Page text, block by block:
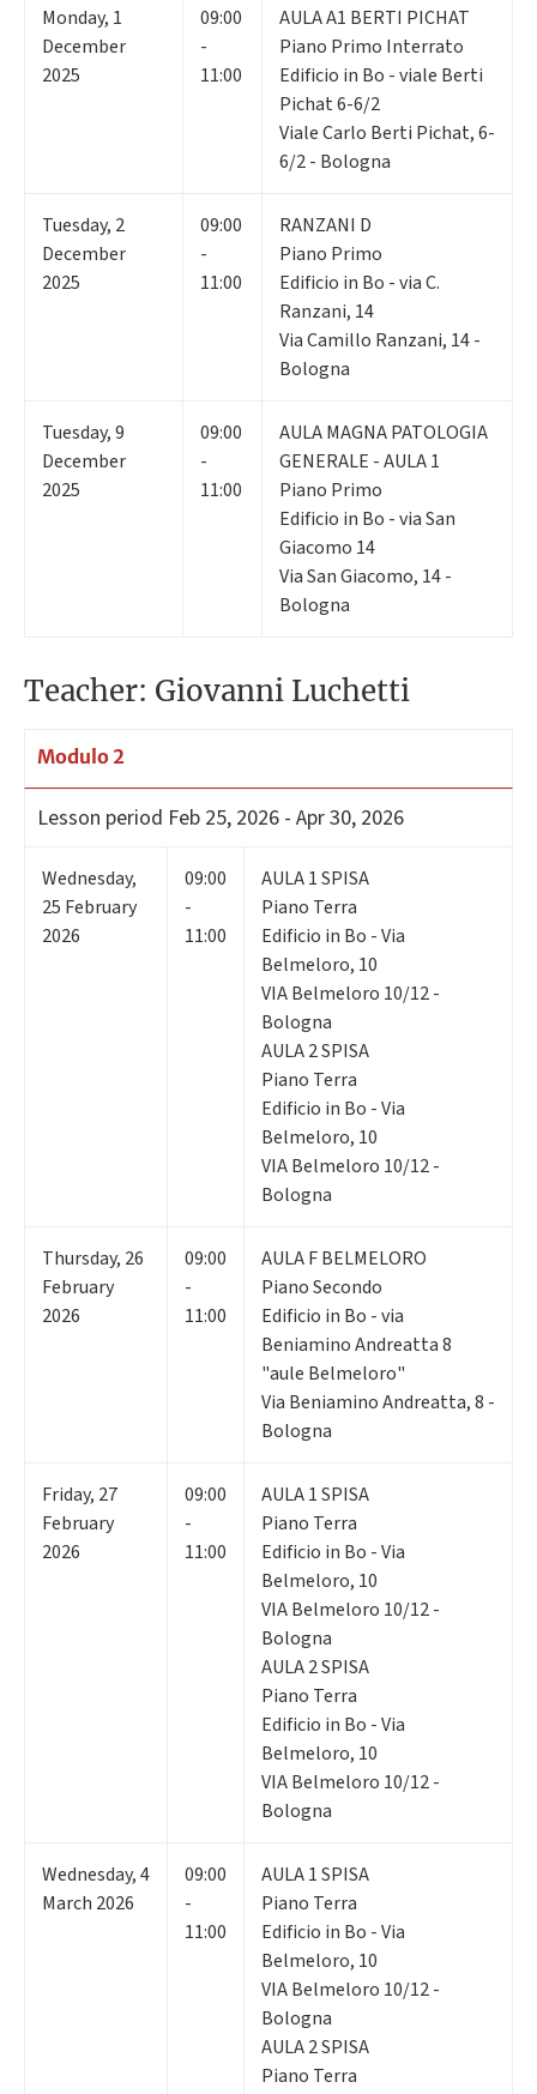
Monday, 1
December
2025
09:00
-
11:00
AULA A1 BERTI PICHAT
Piano Primo Interrato
Edificio in Bo - viale Berti
Pichat 6-6/2
Viale Carlo Berti Pichat, 6-
6/2 - Bologna
Tuesday, 2
December
2025
09:00
-
11:00
RANZANI D
Piano Primo
Edificio in Bo - via C.
Ranzani, 14
Via Camillo Ranzani, 14 -
Bologna
Tuesday,9
December
2025
09:00
-
11:00
AULA MAGNA PATOLOGIA
GENERALE - AULA 1
Piano Primo
Edificio in Bo - via San
Giacomo 14
Via San Giacomo, 14 -
Bologna
Teacher: Giovanni Luchetti
Modulo 2
Lesson period Feb 25, 2026 - Apr 30, 2026
Wednesday,
25 February
2026
09:00
-
11:00
AULA 1 SPISA
Piano Terra
Edificio in Bo - Via
Belmeloro, 10
VIA Belmeloro 10/12 -
Bologna
AULA 2 SPISA
Piano Terra
Edificio in Bo - Via
Belmeloro, 10
VIA Belmeloro 10/12 -
Bologna
Thursday, 26
February
2026
09:00
-
11:00
AULA F BELMELORO
Piano Secondo
Edificio in Bo - via
Beniamino Andreatta 8
"aule Belmeloro"
Via Beniamino Andreatta, 8 -
Bologna
Friday, 27
February
2026
09:00
-
11:00
AULA 1 SPISA
Piano Terra
Edificio in Bo - Via
Belmeloro, 10
VIA Belmeloro 10/12 -
Bologna
AULA 2 SPISA
Piano Terra
Edificio in Bo - Via
Belmeloro, 10
VIA Belmeloro 10/12 -
Bologna
Wednesday,4
March 2026
09:00
-
11:00
AULA 1 SPISA
Piano Terra
Edificio in Bo - Via
Belmeloro, 10
VIA Belmeloro 10/12 -
Bologna
AULA 2 SPISA
Piano Terra